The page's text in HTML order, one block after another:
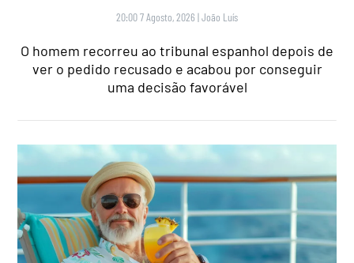
20:00 7 Agosto, 2026 |João Luís
O homem recorreu ao tribunal espanhol depois de
ver o pedido recusado e acabou por conseguir
uma decisão favorável